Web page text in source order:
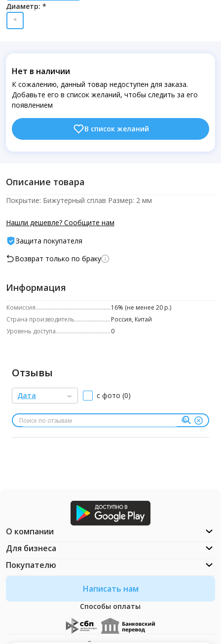
Диаметр: *
*
Нет в наличии
К сожалению, данный товар недоступен для заказа.
Добавьте его в список желаний, чтобы следить за его
появлением
В список желаний
Описание товара
Покрытие: Бижутерный сплав Размер: 2 мм
Нашли дешевле? Сообщите нам
Защита покупателя
Возврат только по браку
Информация
Комиссия
16% (не менее 20 р.)
Страна производитель
Россия, Китай
Уровень доступа
0
Отзывы
Дата с фото (0)
Написать нам
Способы оплаты
О компании
Для бизнеса
Покупателю